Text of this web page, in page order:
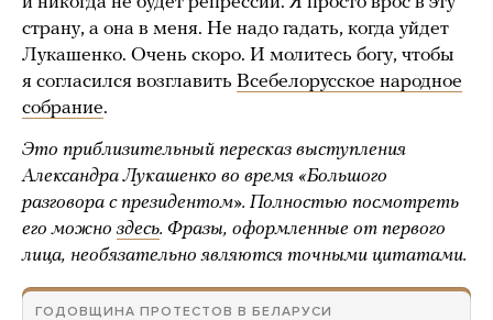
страну, а она в меня. Не надо гадать, когда уйдет
Лукашенко. Очень скоро. И молитесь богу, чтобы
я согласился возглавить Всебелорусское народное
собрание.
Это приблизительный пересказ выступления
Александра Лукашенко во время «Большого
разговора с президентом». Полностью посмотреть
его можно здесь. Фразы, оформленные от первого
лица, необязательно являются точными цитатами.
ГОДОВЩИНА ПРОТЕСТОВ В БЕЛАРУСИ